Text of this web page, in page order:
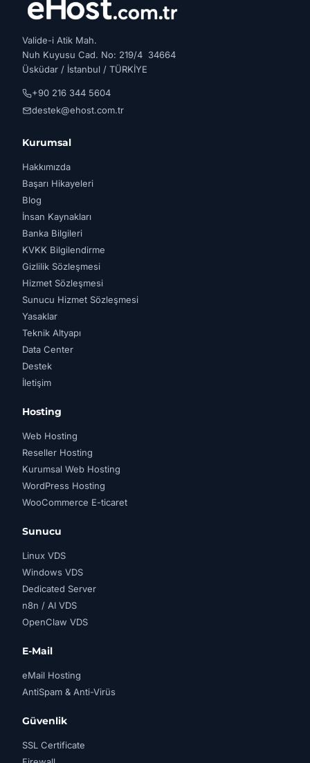
Valide-i Atik Mah.
Nuh Kuyusu Cad. No: 219/4 34664
Üsküdar / İstanbul / TÜRKİYE
+90 216 344 5604
destek@ehost.com.tr
Kurumsal
Hakkımızda
Başarı Hikayeleri
Blog
İnsan Kaynakları
Banka Bilgileri
KVKK Bilgilendirme
Gizlilik Sözleşmesi
Hizmet Sözleşmesi
Sunucu Hizmet Sözleşmesi
Yasaklar
Teknik Altyapı
Data Center
Destek
İletişim
Hosting
Web Hosting
Reseller Hosting
Kurumsal Web Hosting
WordPress Hosting
WooCommerce E-ticaret
Sunucu
Linux VDS
Windows VDS
Dedicated Server
n8n / AI VDS
OpenClaw VDS
E-Mail
eMail Hosting
AntiSpam & Anti-Virüs
Güvenlik
SSL Certificate